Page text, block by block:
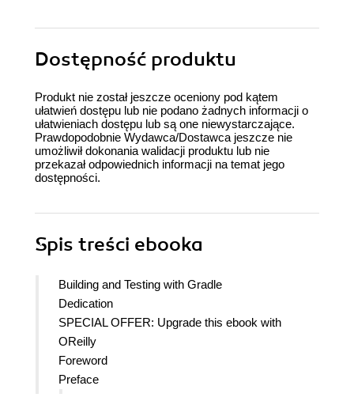
Dostępność produktu
Produkt nie został jeszcze oceniony pod kątem
ułatwień dostępu lub nie podano żadnych informacji o
ułatwieniach dostępu lub są one niewystarczające.
Prawdopodobnie Wydawca/Dostawca jeszcze nie
umożliwił dokonania walidacji produktu lub nie
przekazał odpowiednich informacji na temat jego
dostępności.
Spis treści ebooka
Building and Testing with Gradle
Dedication
SPECIAL OFFER: Upgrade this ebook with
OReilly
Foreword
Preface